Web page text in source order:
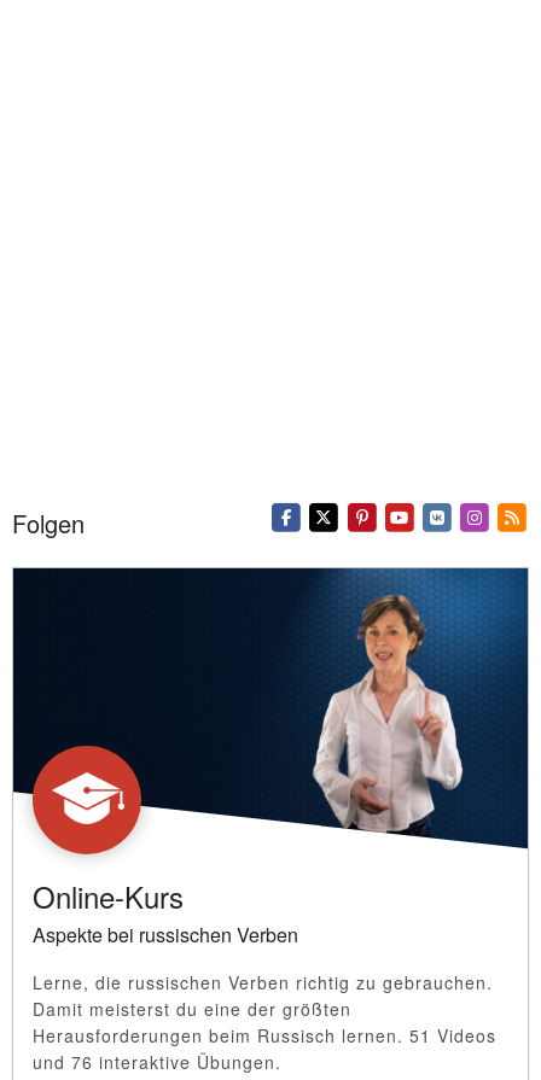
Folgen
Online-Kurs
Aspekte bei russischen Verben
Lerne, die russischen Verben richtig zu gebrauchen.
Damit meisterst du eine der größten
Herausforderungen beim Russisch lernen. 51 Videos
und 76 interaktive Übungen.